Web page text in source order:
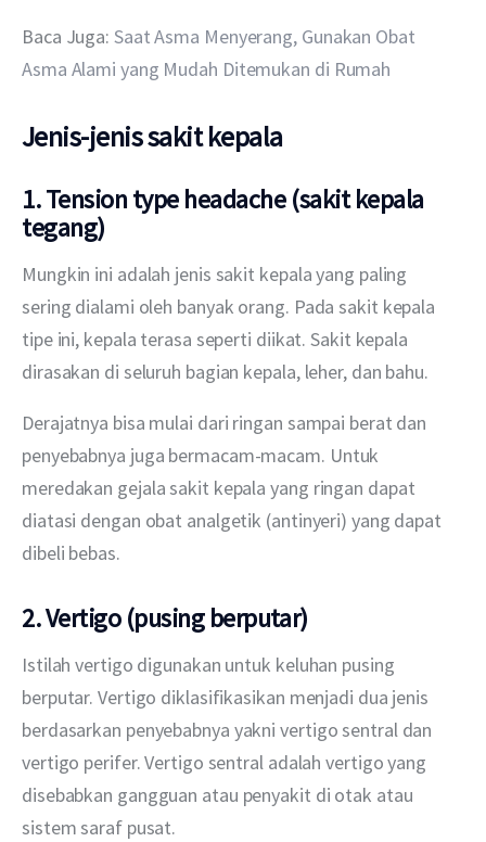
Baca Juga: Saat Asma Menyerang, Gunakan Obat
Asma Alami yang Mudah Ditemukan di Rumah
Jenis-jenis sakit kepala
1. Tension type headache (sakit kepala
tegang)
Mungkin ini adalah jenis sakit kepala yang paling
sering dialami oleh banyak orang. Pada sakit kepala
tipe ini, kepala terasa seperti diikat. Sakit kepala
dirasakan di seluruh bagian kepala, leher, dan bahu.
Derajatnya bisa mulai dari ringan sampai berat dan
penyebabnya juga bermacam-macam. Untuk
meredakan gejala sakit kepala yang ringan dapat
diatasi dengan obat analgetik (antinyeri) yang dapat
dibeli bebas.
2. Vertigo (pusing berputar)
Istilah vertigo digunakan untuk keluhan pusing
berputar. Vertigo diklasifikasikan menjadi dua jenis
berdasarkan penyebabnya yakni vertigo sentral dan
vertigo perifer. Vertigo sentral adalah vertigo yang
disebabkan gangguan atau penyakit di otak atau
sistem saraf pusat.